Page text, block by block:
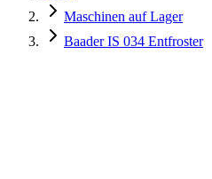
Maschinen auf Lager
Baader IS 034 Entfroster